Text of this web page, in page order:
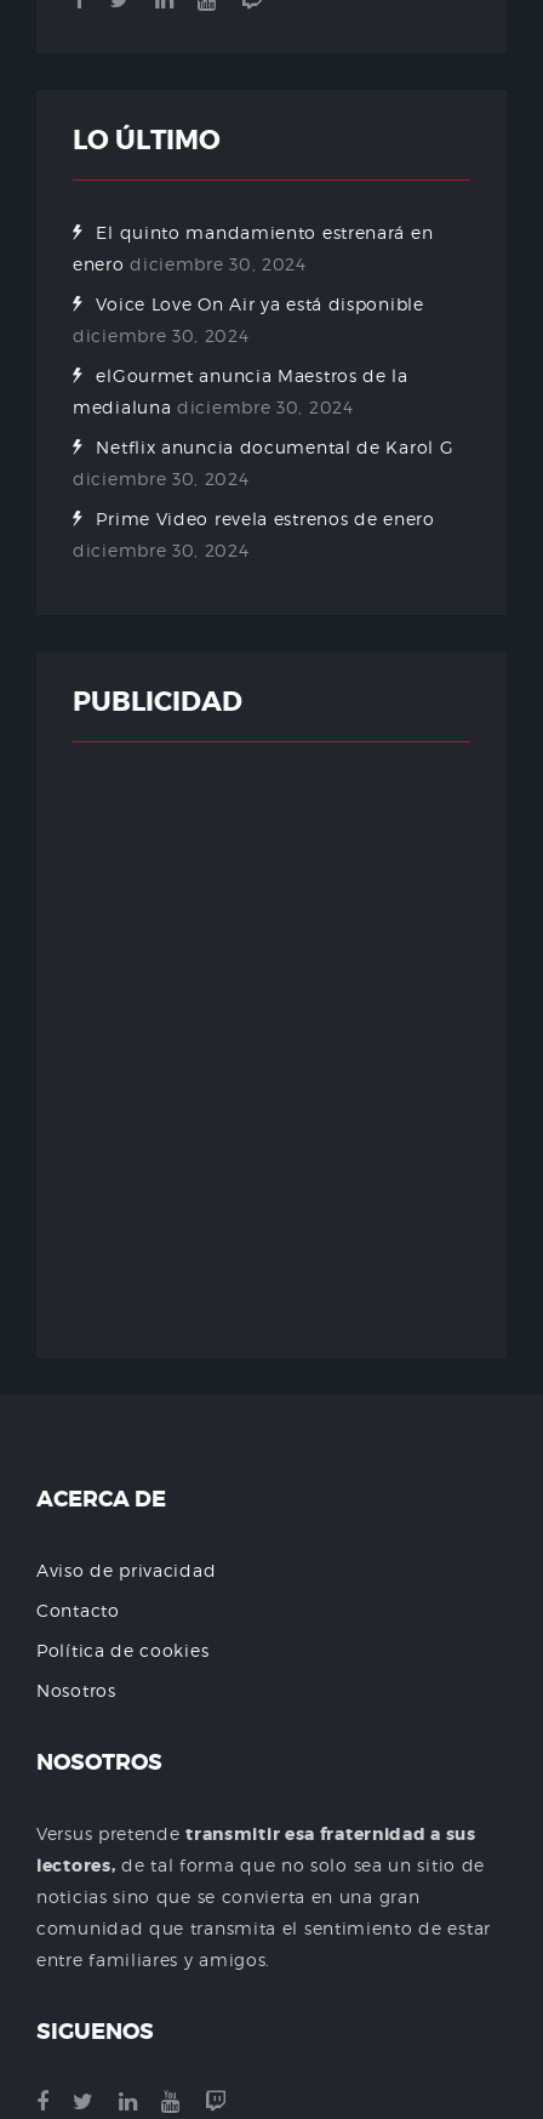
LO ÚLTIMO
El quinto mandamiento estrenará en
enero diciembre 30, 2024
Voice Love On Air ya está disponible
diciembre 30, 2024
elGourmet anuncia Maestros de la
medialuna diciembre 30, 2024
Netflix anuncia documental de Karol G
diciembre 30, 2024
Prime Video revela estrenos de enero
diciembre 30, 2024
PUBLICIDAD
ACERCA DE
Aviso de privacidad
Contacto
Política de cookies
Nosotros
NOSOTROS
Versus pretendetransmitir esa fraternidad a sus
lectores, de tal forma que no solo sea un sitio de
noticias sino que se convierta en una gran
comunidad que transmita el sentimiento de estar
entre familiares y amigos.
SIGUENOS